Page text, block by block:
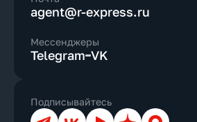
agent@r-express.ru
Мессенджеры
Telegram VK
Подписывайтесь
ТелеграмВКонтакте
YouTubeДзен Max